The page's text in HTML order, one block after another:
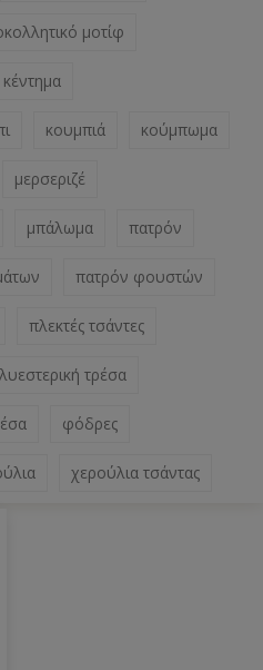
μοτίφ
κέντημα
κουμπιά κούμπωμα
μερσεριζέ
μπάλωμα πατρόν
πατρόν φουστών
πλεκτές τσάντες
τρέσα
φόδρες
χερούλια τσάντας